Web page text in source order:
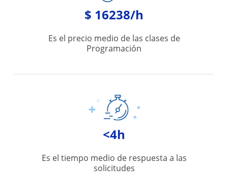
$ 16238/h
Es el precio medio de las clases de
Programación
<4h
Es el tiempo medio de respuesta a las
solicitudes